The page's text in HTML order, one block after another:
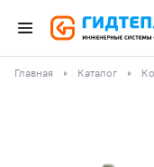
Главная Каталог